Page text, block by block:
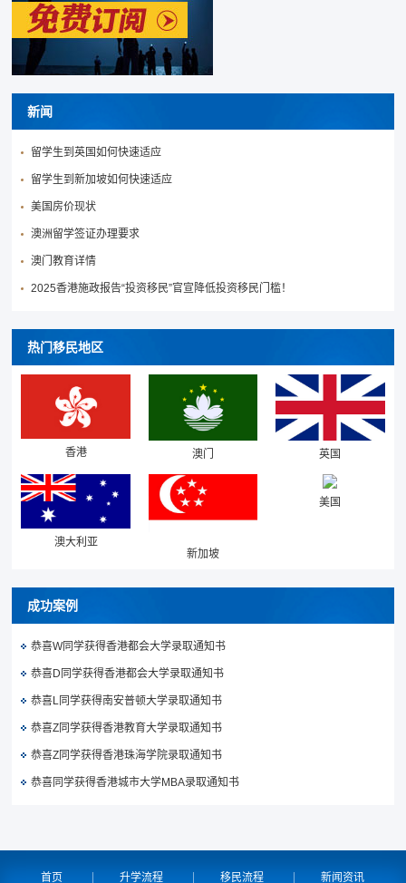
新闻
留学生到英国如何快速适应
留学生到新加坡如何快速适应
美国房价现状
澳洲留学签证办理要求
澳门教育详情
2025香港施政报告“投资移民”官宣降低投资移民门槛！
热门移民地区
香港 澳门 英国
澳大利亚
新加坡
美国
成功案例
恭喜W同学获得香港都会大学录取通知书
恭喜D同学获得香港都会大学录取通知书
恭喜L同学获得南安普顿大学录取通知书
恭喜Z同学获得香港教育大学录取通知书
恭喜Z同学获得香港珠海学院录取通知书
恭喜同学获得香港城市大学MBA录取通知书
首页 升学流程 移民流程 新闻资讯